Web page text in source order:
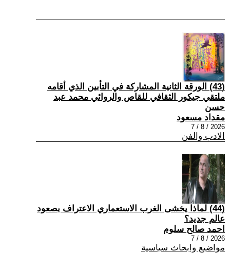
(43) الورقة الثانية المشاركة في التأبين الذي أقامه
ملتقي جيكور الثقافي للقاص والروائي محمد عبد
حسن
مقداد مسعود
2026 / 8 / 7
الادب والفن
(44) لماذا يخشى الغرب الاستعماري الاعتراف بصعود
عالم جديد؟
احمد صالح سلوم
2026 / 8 / 7
مواضيع وابحاث سياسية